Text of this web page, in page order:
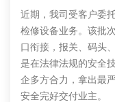
近期，我司受客户委
检修设备业务。该批
口衔接，报关、码头
是在法律法规的安全
企多方合力，拿出最
安全完好交付业主。